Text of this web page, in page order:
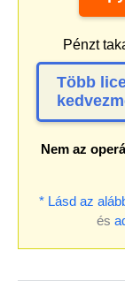
Pénzt
Több
Nem az
* Lásd az
és